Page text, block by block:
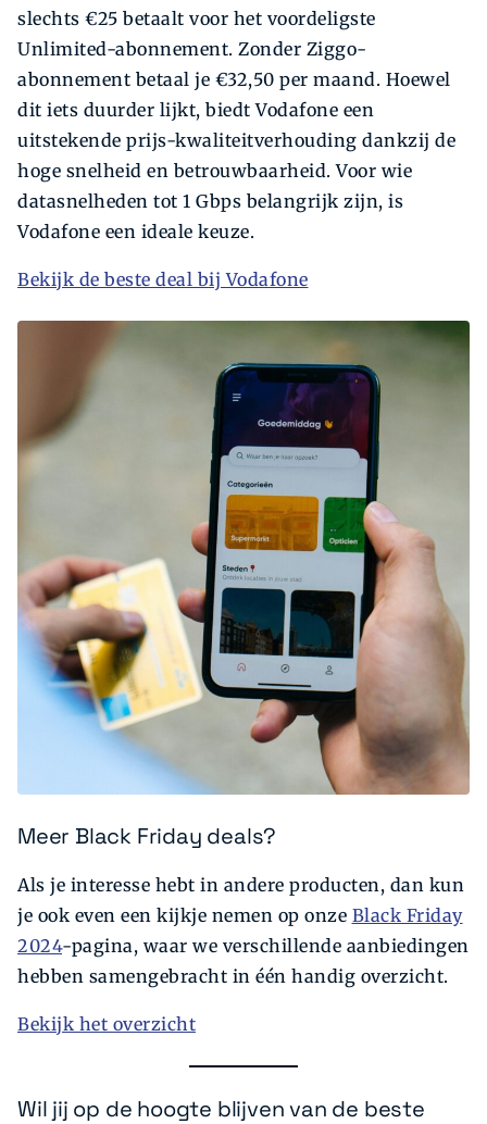
slechts €25 betaalt voor het voordeligste
Unlimited-abonnement. Zonder Ziggo-
abonnement betaal je €32,50 per maand. Hoewel
dit iets duurder lijkt, biedt Vodafone een
uitstekende prijs-kwaliteitverhouding dankzij de
hoge snelheid en betrouwbaarheid. Voor wie
datasnelheden tot 1 Gbps belangrijk zijn, is
Vodafone een ideale keuze.
Bekijk de beste deal bij Vodafone
Meer Black Friday deals?
Als je interesse hebt in andere producten, dan kun
je ook even een kijkje nemen op onze Black Friday
2024-pagina, waar we verschillende aanbiedingen
hebben samengebracht in één handig overzicht.
Bekijk het overzicht
Wil jij op de hoogte blijven van de beste